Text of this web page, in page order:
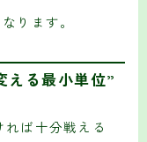
ります。
る最小単位”
ば十分戦える